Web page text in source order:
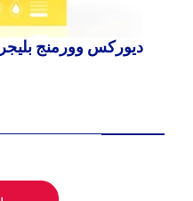
ديوركس وورمنج بليجر